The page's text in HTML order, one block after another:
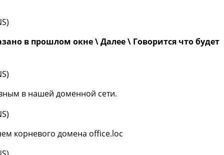
в прошлом окне \ Далее \ Говорится что будет
в нашей доменной сети.
корневого домена office.loc